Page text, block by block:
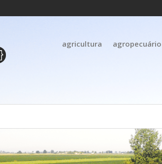
agricultura agropecuário